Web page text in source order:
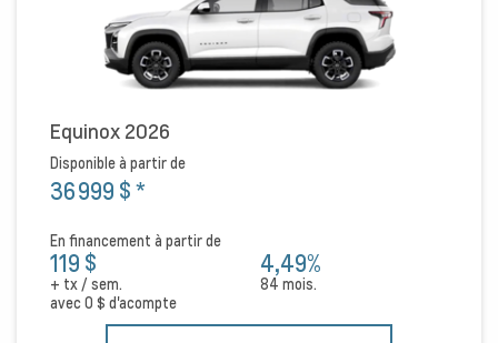
Equinox 2026
Disponible à partir de
36 999 $*
En financement à partir de
119 $
+ tx / sem.
4,49%
84 mois.
avec0 $ d'acompte